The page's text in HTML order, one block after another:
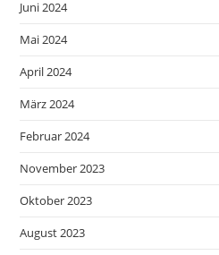
Juni 2024
Mai 2024
April 2024
März 2024
Februar 2024
November 2023
Oktober 2023
August 2023